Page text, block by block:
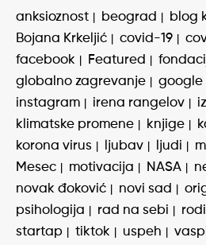
anksioznost beograd
blog
Bojana Krkeljić
covid-19
facebook
Featured
globalno zagrevanje
google
instagram
irena rangelov
klimatske promene
knjige
korona virus
ljubav ljudi
Mesec
motivacija NASA
novak đoković
novi sad
psihologija
rad na sebi
startap
tiktok uspeh